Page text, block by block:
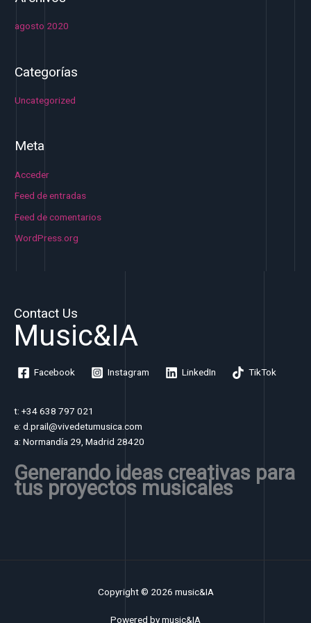
agosto 2020
Categorías
Uncategorized
Meta
Acceder
Feed de entradas
Feed de comentarios
WordPress.org
Contact Us
Music&IA
Facebook Instagram LinkedIn TikTok
t: +34 638 797 021
e: d.prail@vivedetumusica.com
a: Normandía 29, Madrid 28420
Generando ideas creativas para
tus proyectos musicales
Copyright © 2026 music&IA
Powered by music&IA